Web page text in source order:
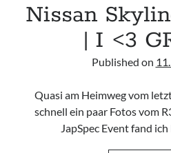
Nissan
| I <3
Published on
Quasi am Heimweg vom
schnell ein paar Fotos vom
JapSpec Event fand